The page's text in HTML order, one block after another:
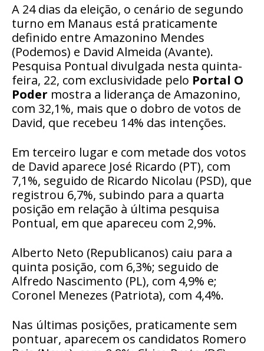
A 24 dias da eleição, o cenário de segundo
turno em Manaus está praticamente
definido entre Amazonino Mendes
(Podemos) e David Almeida (Avante).
Pesquisa Pontual divulgada nesta quinta-
feira, 22, com exclusividade pelo Portal O
Poder mostra a liderança de Amazonino,
com 32,1%, mais que o dobro de votos de
David, que recebeu 14% das intenções.
Em terceiro lugar e com metade dos votos
de David aparece José Ricardo (PT), com
7,1%, seguido de Ricardo Nicolau (PSD), que
registrou 6,7%, subindo para a quarta
posição em relação à última pesquisa
Pontual, em que apareceu com 2,9%.
Alberto Neto (Republicanos) caiu para a
quinta posição, com 6,3%; seguido de
Alfredo Nascimento (PL), com 4,9% e;
Coronel Menezes (Patriota), com 4,4%.
Nas últimas posições, praticamente sem
pontuar, aparecem os candidatos Romero